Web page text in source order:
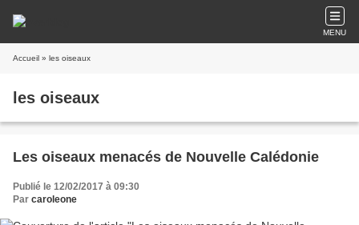
MENU
Accueil » les oiseaux
les oiseaux
Les oiseaux menacés de Nouvelle Calédonie
Publié le 12/02/2017 à 09:30
Par caroleone